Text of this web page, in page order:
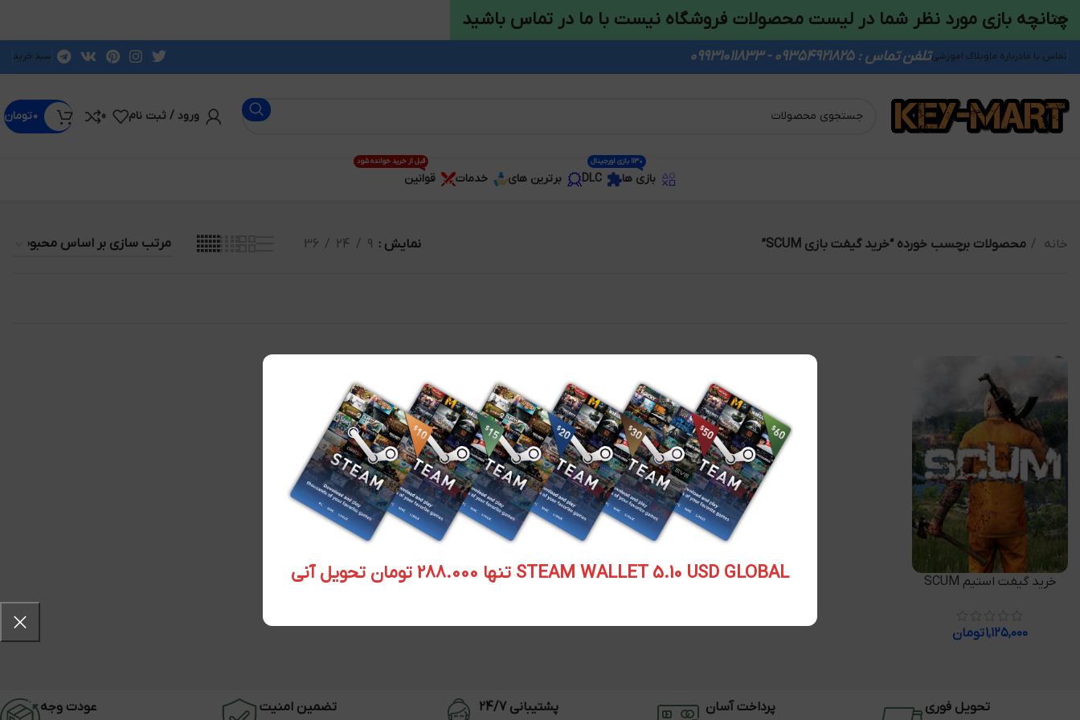
STEAM WALLET 5.10 USD GLOBAL تنها 288.000 تومان تحویل آنی
تماس با مادرباره ماوبلاگ اموزشیتلفن تماس : 09354921825 - 09931011833 سبد خرید
ورود / ثبت نام 0 ۰تومان
بازی ها
1130 بازی اورجینال
DLC برترین های خدمات قوانین
قبل از خرید خوانده شود
خانه محصولات برچسب خورده “خرید گیفت بازی SCUM” نمایش 9
24
36
افزودن به سبد خرید
خرید گیفت استیم SCUM
۱,۱۲۵,۰۰۰تومان
تحویل فوری پرداخت آسان پشتیبانی 24/7 تضمین امنیت عودت وجه
چنانچه بازی مورد نظر شما در لیست محصولات فروشگاه نیست با ما در تماس باشید